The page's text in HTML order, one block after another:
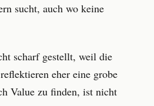
sucht, auch wo keine
scharf gestellt, weil die
eher eine grobe
Value zu finden, ist nicht